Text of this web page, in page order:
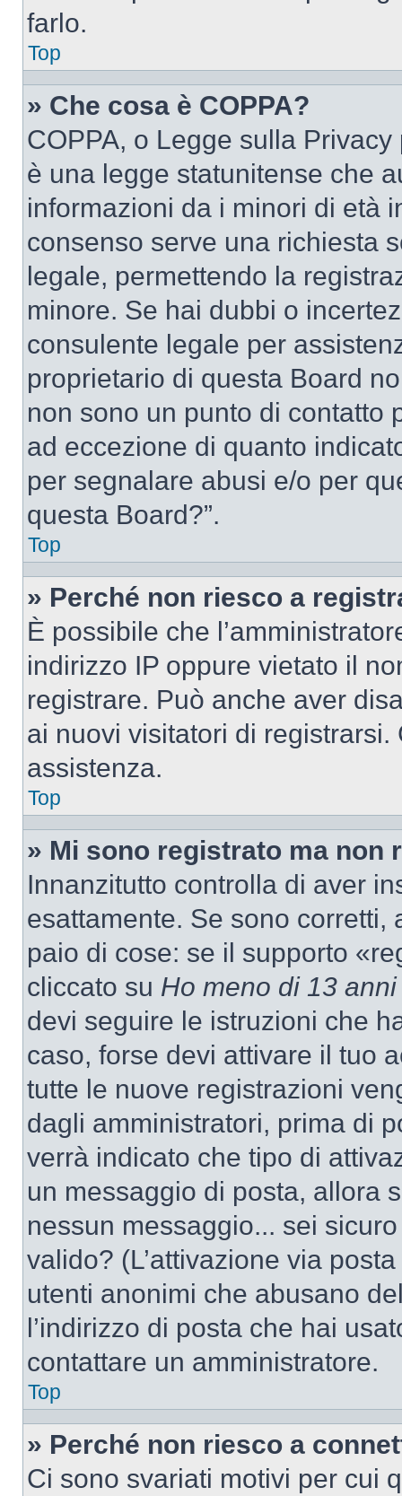
farlo.
Top
» Che cosa è COPPA?
COPPA, o Legge sulla
è una legge statunitense che
informazioni da i minori di età
consenso serve una richiesta
legale, permettendo la
minore. Se hai dubbi o
consulente legale per
proprietario di questa Board
non sono un punto di contatto
ad eccezione di quanto
per segnalare abusi e/o per
questa Board?”.
Top
» Perché non riesco a
È possibile che
indirizzo IP oppure vietato il
registrare. Può anche aver
ai nuovi visitatori di
assistenza.
Top
» Mi sono registrato ma non
Innanzitutto controlla di aver
esattamente. Se sono
paio di cose: se il supporto
cliccato su Ho meno di 13 anni
devi seguire le istruzioni che
caso, forse devi attivare il tuo
tutte le nuove registrazioni
dagli amministratori, prima di
verrà indicato che tipo di
un messaggio di posta, allora
nessun messaggio... sei
valido? (L’attivazione via
utenti anonimi che abusano
l’indirizzo di posta che hai
contattare un amministratore.
Top
» Perché non riesco a
Ci sono svariati motivi per cui